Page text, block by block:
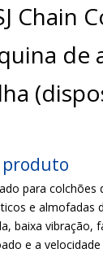
Chain
de
produto
para colchões
e almofadas
baixa vibração,
e a